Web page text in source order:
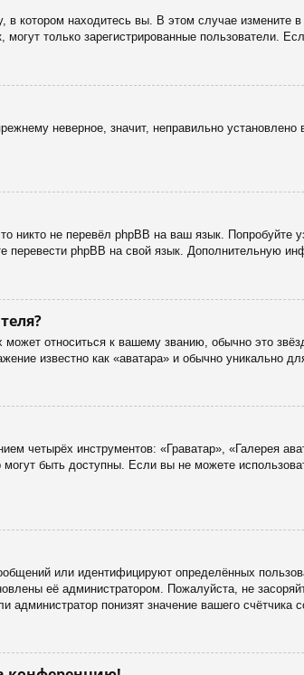
котором находитесь вы. В этом случае измените
только зарегистрированные пользователи.
неверное, значит, неправильно
никто не перевёл phpBB на ваш язык. Попробуйте
перевести phpBB на свой язык. Дополнительную
относиться к вашему званию, обычно это
известно как «аватара» и обычно уникально
четырёх инструментов: «Граватар», «Галерея
быть доступны. Если вы не можете
или идентифицируют определённых
её администратором. Пожалуйста, не
понизят значение вашего счётчика